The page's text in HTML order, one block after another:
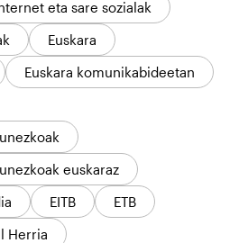
eta sare sozialak
Euskara
Euskara komunikabideetan
euskaraz
EITB
ETB
Herria